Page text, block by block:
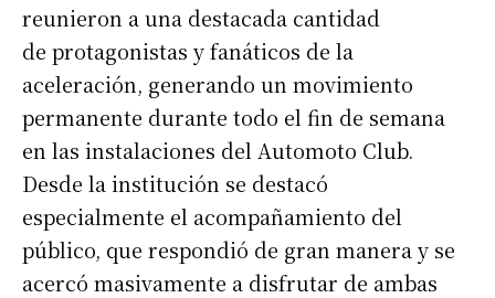
reunieron a una destacada cantidad
de protagonistas y fanáticos de la
aceleración, generando un movimiento
permanente durante todo el fin de semana
en las instalaciones del Automoto Club.
Desde la institución se destacó
especialmente el acompañamiento del
público, que respondió de gran manera y se
acercó masivamente a disfrutar de ambas